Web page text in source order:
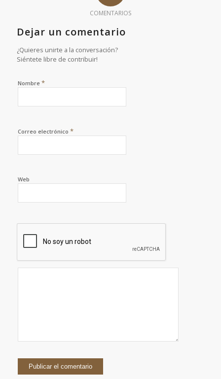
COMENTARIOS
Dejar un comentario
¿Quieres unirte a la conversación?
Siéntete libre de contribuir!
Nombre *
Correo electrónico *
Web